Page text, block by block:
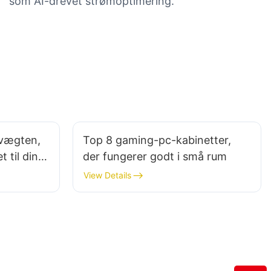
til din
Top 8 gaming-pc-kabinetter,
der fungerer godt i små rum
View Details